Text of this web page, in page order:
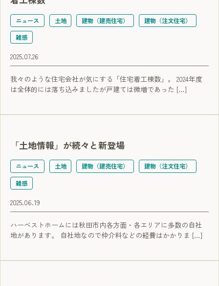
ニュース 土地 建物（建売住宅）
建物（注文住宅）
雑感
2025.07.26
我々のような住宅会社が気にする「住宅着工棟数」。 2024年度
は全体的には落ち込みましたが戸建ては微増であった […]
「土地情報」が続々と新登場
ニュース 土地 建物（建売住宅）
建物（注文住宅）
雑感
2025.06.19
ハーベストホームには秋田市内各方面・各エリアに多数の自社
地があります。 自社地なので仲介料などの経費はかかりま […]